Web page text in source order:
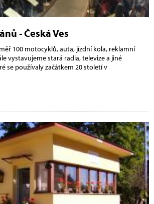
- Česká Ves
100 motocyklů, auta, jízdní kola, reklamní
vystavujeme stará radia, televize a jiné
se používaly začátkem 20 století v